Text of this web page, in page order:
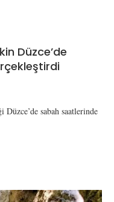
Düzce’de
sabah saatlerinde